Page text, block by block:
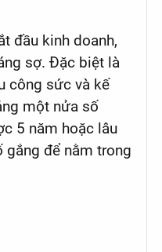
đầu kinh doanh,
sợ. Đặc biệt là
công sức và kế
một nửa số
5 năm hoặc lâu
gắng để nằm trong